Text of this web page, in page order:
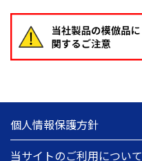
個人情報保護方針
当サイトのご利用について